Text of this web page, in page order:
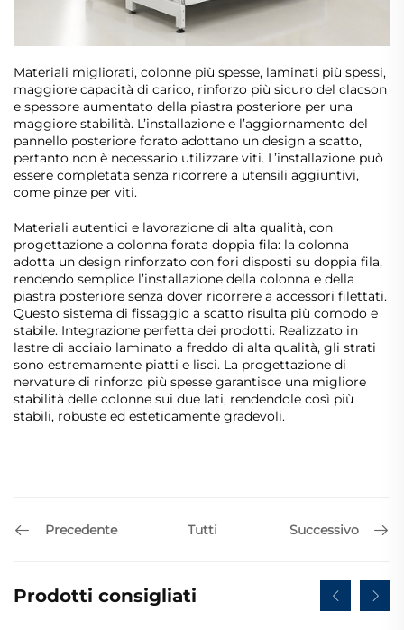
Materiali migliorati, colonne più spesse, laminati più spessi,
maggiore capacità di carico, rinforzo più sicuro del clacson
e spessore aumentato della piastra posteriore per una
maggiore stabilità. L’installazione e l’aggiornamento del
pannello posteriore forato adottano un design a scatto,
pertanto non è necessario utilizzare viti. L’installazione può
essere completata senza ricorrere a utensili aggiuntivi,
come pinze per viti.
Materiali autentici e lavorazione di alta qualità, con
progettazione a colonna forata doppia fila: la colonna
adotta un design rinforzato con fori disposti su doppia fila,
rendendo semplice l’installazione della colonna e della
piastra posteriore senza dover ricorrere a accessori filettati.
Questo sistema di fissaggio a scatto risulta più comodo e
stabile. Integrazione perfetta dei prodotti. Realizzato in
lastre di acciaio laminato a freddo di alta qualità, gli strati
sono estremamente piatti e lisci. La progettazione di
nervature di rinforzo più spesse garantisce una migliore
stabilità delle colonne sui due lati, rendendole così più
stabili, robuste ed esteticamente gradevoli.
Precedente Tutti Successivo
Prodotti consigliati